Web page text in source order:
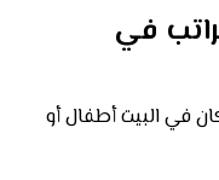
في
في البيت أطفال أو